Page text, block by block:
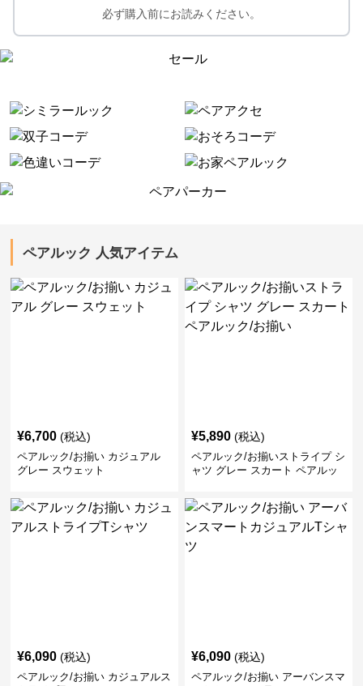
必ず購入前にお読みください。
ペアルック 人気アイテム
¥6,700 (税込)
ペアルック/お揃い カジュアル
グレー スウェット
¥5,890 (税込)
ペアルック/お揃いストライプ シ
ャツ グレー スカート ペアルッ
¥6,090 (税込)
ペアルック/お揃い カジュアルス
¥6,090 (税込)
ペアルック/お揃い アーバンスマ